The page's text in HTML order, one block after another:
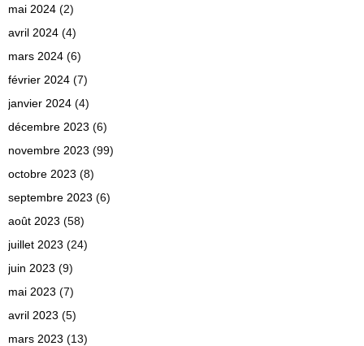
mai 2024 (2)
avril 2024 (4)
mars 2024 (6)
février 2024 (7)
janvier 2024 (4)
décembre 2023 (6)
novembre 2023 (99)
octobre 2023 (8)
septembre 2023 (6)
août 2023 (58)
juillet 2023 (24)
juin 2023 (9)
mai 2023 (7)
avril 2023 (5)
mars 2023 (13)